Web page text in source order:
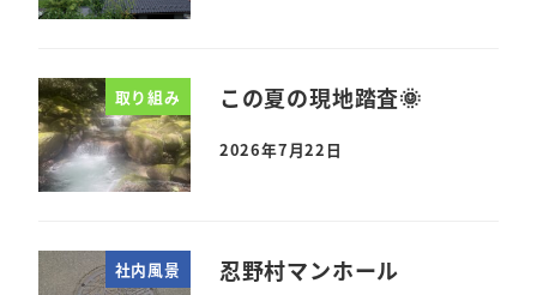
取り組み この夏の現地踏査🌞
2026年7月22日
社内風景 忍野村マンホール